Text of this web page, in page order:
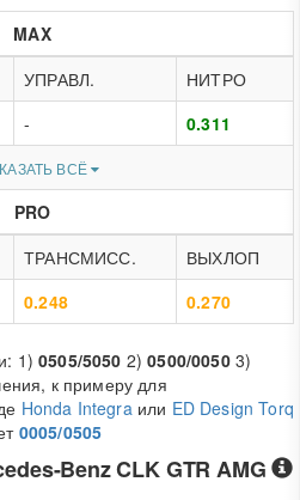
MAX
УПРАВЛ.
НИТРО
- 0.311
ВСЁ
PRO
ТРАНСМИСС.
ВЫХЛОП
0.248 0.270
1)0505/5050 2)0500/00503)
к примеру для
Honda Integraили ED Design Torq
0005/0505
Benz CLK GTR AMG